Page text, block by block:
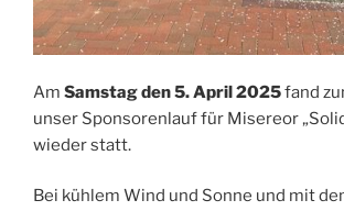
Am Samstag den 5. April 2025fand
unser Sponsorenlauf für Misereor
wieder statt.
Bei kühlem Wind und Sonne und mit